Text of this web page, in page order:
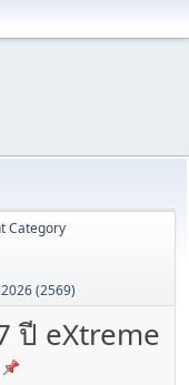
Category
(2569)
ปี eXtreme